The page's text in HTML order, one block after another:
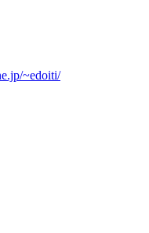
~edoiti/